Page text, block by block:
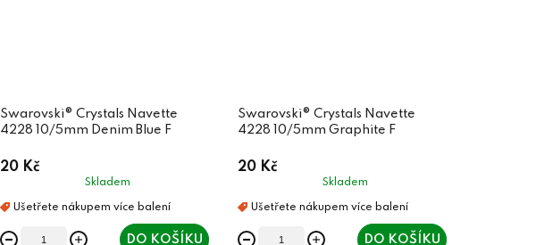
Swarovski® Crystals Navette
4228 10/5mm Denim Blue F
20 Kč
Skladem
DO KOŠÍKU
Swarovski® Crystals Navette
4228 10/5mm Graphite F
20 Kč
Skladem
DO KOŠÍKU